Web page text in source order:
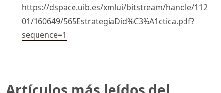
https://dspace.uib.es/xmlui/bitstream/handle/112
01/160649/565EstrategiaDid%C3%A1ctica.pdf?
sequence=1